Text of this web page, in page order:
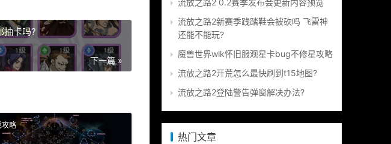
抽卡吗?
下一篇 »
攻略
流放之路2 0.2赛季发布会更新内容预览
流放之路2新赛季践踏鞋会被砍吗 飞雷神
还能不能玩?
魔兽世界wlk怀旧服观星卡bug不修星攻略
流放之路2开荒怎么最快刷到t15地图?
流放之路2登陆警告弹窗解决办法?
热门文章